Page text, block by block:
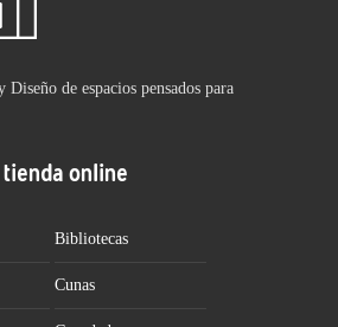
Diseño de espacios pensados para
online
Bibliotecas
Cunas